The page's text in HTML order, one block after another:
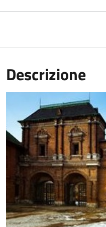
Descrizione